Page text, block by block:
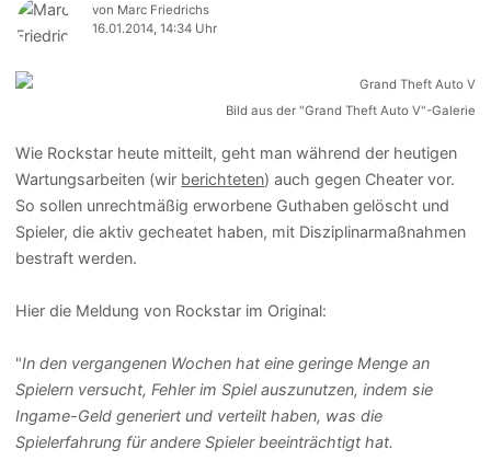
von Marc Friedrichs
16.01.2014, 14:34 Uhr
Bild aus der "Grand Theft Auto V"-Galerie
Wie Rockstar heute mitteilt, geht man während der heutigen
Wartungsarbeiten (wir berichteten) auch gegen Cheater vor.
So sollen unrechtmäßig erworbene Guthaben gelöscht und
Spieler, die aktiv gecheatet haben, mit Disziplinarmaßnahmen
bestraft werden.
Hier die Meldung von Rockstar im Original:
"In den vergangenen Wochen hat eine geringe Menge an
Spielern versucht, Fehler im Spiel auszunutzen, indem sie
Ingame-Geld generiert und verteilt haben, was die
Spielerfahrung für andere Spieler beeinträchtigt hat.